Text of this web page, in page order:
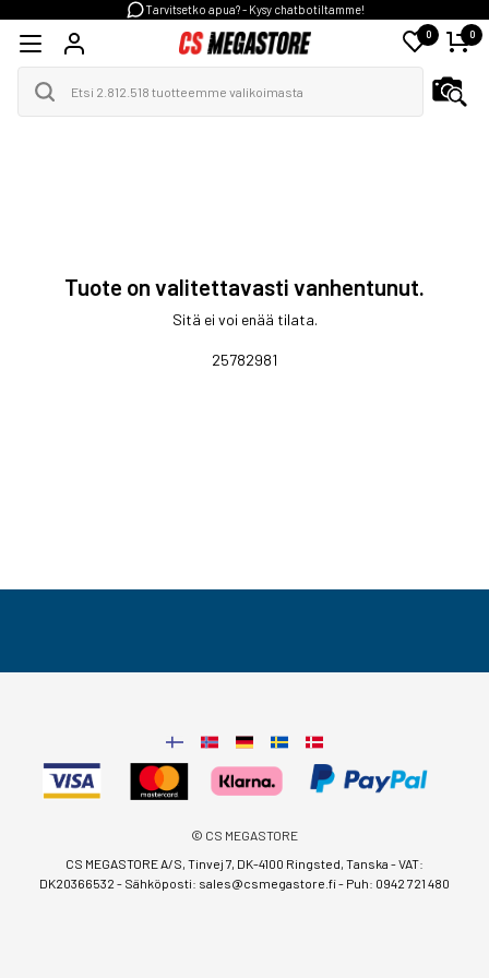
Tarvitsetko apua? - Kysy chatbotiltamme!
0 0
Tuote on valitettavasti vanhentunut.
Sitä ei voi enää tilata.
25782981
© CS MEGASTORE
CS MEGASTORE A/S, Tinvej 7, DK-4100 Ringsted, Tanska - VAT:
DK20366532 - Sähköposti: sales@csmegastore.fi- Puh: 0942 721 480